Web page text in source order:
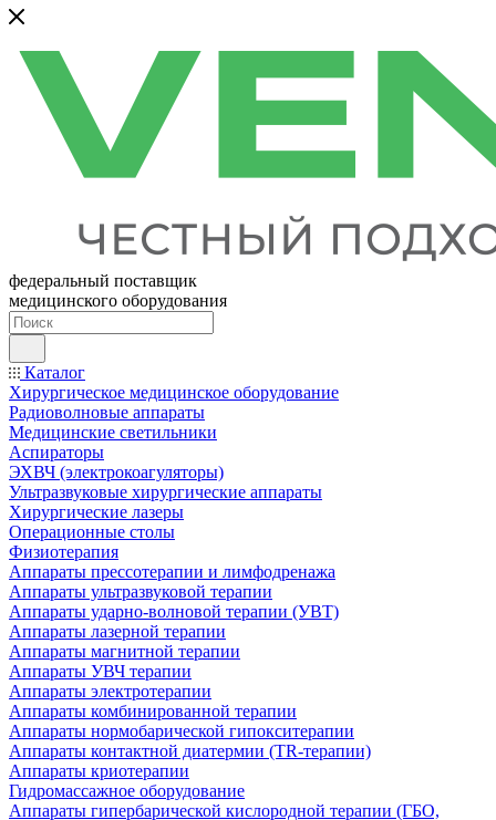
федеральный поставщик
медицинского оборудования
Каталог
Хирургическое медицинское оборудование
Радиоволновые аппараты
Медицинские светильники
Аспираторы
ЭХВЧ (электрокоагуляторы)
Ультразвуковые хирургические аппараты
Хирургические лазеры
Операционные столы
Физиотерапия
Аппараты прессотерапии и лимфодренажа
Аппараты ультразвуковой терапии
Аппараты ударно-волновой терапии (УВТ)
Аппараты лазерной терапии
Аппараты магнитной терапии
Аппараты УВЧ терапии
Аппараты электротерапии
Аппараты комбинированной терапии
Аппараты нормобарической гипокситерапии
Аппараты контактной диатермии (TR-терапии)
Аппараты криотерапии
Гидромассажное оборудование
Аппараты гипербарической кислородной терапии (ГБО,